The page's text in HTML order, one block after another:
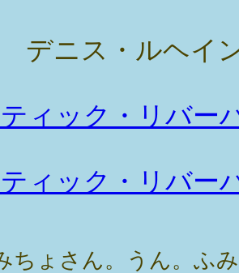
デニス・ルヘイ
ィック・リバー
ィック・リバー
ちょさん。うん。ふ